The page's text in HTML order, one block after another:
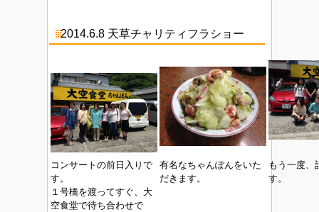
2014.6.8 天草チャリティフラショー
コンサートの前日入りで
す。
１号橋を渡ってすぐ、大
空食堂で待ち合わせで
有名なちゃんぽんをいた
だきます。
もう一度、
す。